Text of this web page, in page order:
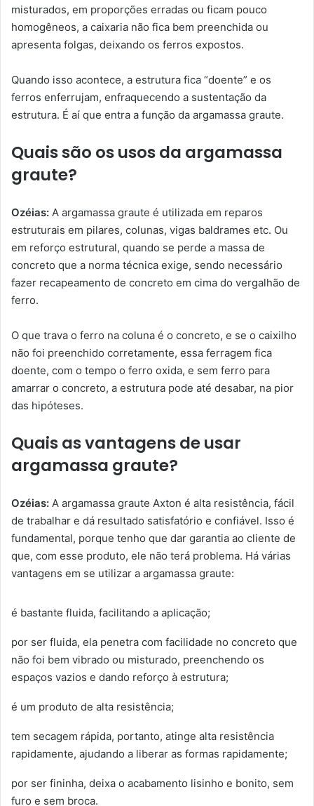
misturados, em proporções erradas ou ficam pouco
homogêneos, a caixaria não fica bem preenchida ou
apresenta folgas, deixando os ferros expostos.
Quando isso acontece, a estrutura fica “doente” e os
ferros enferrujam, enfraquecendo a sustentação da
estrutura. É aí que entra a função da argamassa graute.
Quais são os usos da argamassa
graute?
Ozéias: A argamassa graute é utilizada em reparos
estruturais em pilares, colunas, vigas baldrames etc. Ou
em reforço estrutural, quando se perde a massa de
concreto que a norma técnica exige, sendo necessário
fazer recapeamento de concreto em cima do vergalhão de
ferro.
O que trava o ferro na coluna é o concreto, e se o caixilho
não foi preenchido corretamente, essa ferragem fica
doente, com o tempo o ferro oxida, e sem ferro para
amarrar o concreto, a estrutura pode até desabar, na pior
das hipóteses.
Quais as vantagens de usar
argamassa graute?
Ozéias: A argamassa graute Axton é alta resistência, fácil
de trabalhar e dá resultado satisfatório e confiável. Isso é
fundamental, porque tenho que dar garantia ao cliente de
que, com esse produto, ele não terá problema. Há várias
vantagens em se utilizar a argamassa graute:
é bastante fluida, facilitando a aplicação;
por ser fluida, ela penetra com facilidade no concreto que
não foi bem vibrado ou misturado, preenchendo os
espaços vazios e dando reforço à estrutura;
é um produto de alta resistência;
tem secagem rápida, portanto, atinge alta resistência
rapidamente, ajudando a liberar as formas rapidamente;
por ser fininha, deixa o acabamento lisinho e bonito, sem
furo e sem broca.